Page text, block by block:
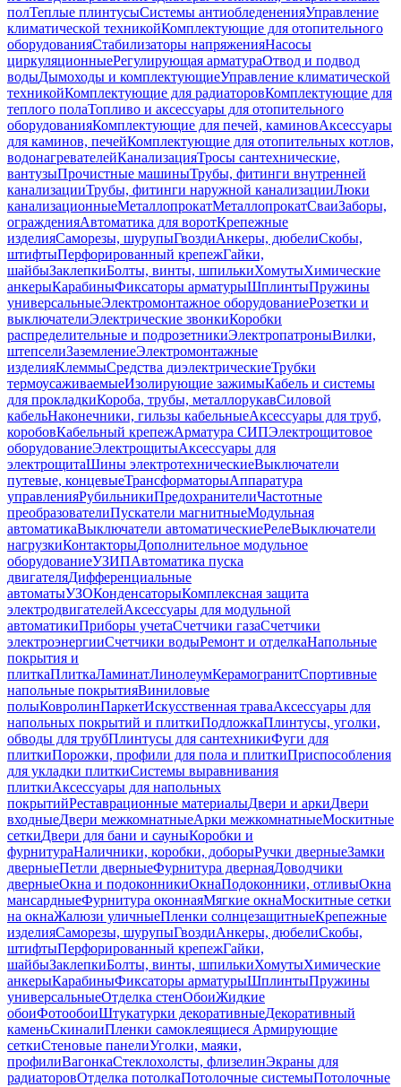
полТеплые плинтусыСистемы антиобледененияУправление
климатической техникойКомплектующие для отопительного
оборудованияСтабилизаторы напряженияНасосы
циркуляционныеРегулирующая арматураОтвод и подвод
водыДымоходы и комплектующиеУправление климатической
техникойКомплектующие для радиаторовКомплектующие для
теплого полаТопливо и аксессуары для отопительного
оборудованияКомплектующие для печей, каминовАксессуары
для каминов, печейКомплектующие для отопительных котлов,
водонагревателейКанализацияТросы сантехнические,
вантузыПрочистные машиныТрубы, фитинги внутренней
канализацииТрубы, фитинги наружной канализацииЛюки
канализационныеМеталлопрокатМеталлопрокатСваиЗаборы,
огражденияАвтоматика для воротКрепежные
изделияСаморезы, шурупыГвоздиАнкеры, дюбелиСкобы,
штифтыПерфорированный крепежГайки,
шайбыЗаклепкиБолты, винты, шпилькиХомутыХимические
анкерыКарабиныФиксаторы арматурыШплинтыПружины
универсальныеЭлектромонтажное оборудованиеРозетки и
выключателиЭлектрические звонкиКоробки
распределительные и подрозетникиЭлектропатроныВилки,
штепселиЗаземлениеЭлектромонтажные
изделияКлеммыСредства диэлектрическиеТрубки
термоусаживаемыеИзолирующие зажимыКабель и системы
для прокладкиКороба, трубы, металлорукавСиловой
кабельНаконечники, гильзы кабельныеАксессуары для труб,
коробовКабельный крепежАрматура СИПЭлектрощитовое
оборудованиеЭлектрощитыАксессуары для
электрощитаШины электротехническиеВыключатели
путевые, концевыеТрансформаторыАппаратура
управленияРубильникиПредохранителиЧастотные
преобразователиПускатели магнитныеМодульная
автоматикаВыключатели автоматическиеРелеВыключатели
нагрузкиКонтакторыДополнительное модульное
оборудованиеУЗИПАвтоматика пуска
двигателяДифференциальные
автоматыУЗОКонденсаторыКомплексная защита
электродвигателейАксессуары для модульной
автоматикиПриборы учетаСчетчики газаСчетчики
электроэнергииСчетчики водыРемонт и отделкаНапольные
покрытия и
плиткаПлиткаЛаминатЛинолеумКерамогранитСпортивные
напольные покрытияВиниловые
полыКовролинПаркетИскусственная траваАксессуары для
напольных покрытий и плиткиПодложкаПлинтусы, уголки,
обводы для трубПлинтусы для сантехникиФуги для
плиткиПорожки, профили для пола и плиткиПриспособления
для укладки плиткиСистемы выравнивания
плиткиАксессуары для напольных
покрытийРеставрационные материалыДвери и аркиДвери
входныеДвери межкомнатныеАрки межкомнатныеМоскитные
сеткиДвери для бани и сауныКоробки и
фурнитураНаличники, коробки, доборыРучки дверныеЗамки
дверныеПетли дверныеФурнитура двернаяДоводчики
дверныеОкна и подоконникиОкнаПодоконники, отливыОкна
мансардныеФурнитура оконнаяМягкие окнаМоскитные сетки
на окнаЖалюзи уличныеПленки солнцезащитныеКрепежные
изделияСаморезы, шурупыГвоздиАнкеры, дюбелиСкобы,
штифтыПерфорированный крепежГайки,
шайбыЗаклепкиБолты, винты, шпилькиХомутыХимические
анкерыКарабиныФиксаторы арматурыШплинтыПружины
универсальныеОтделка стенОбоиЖидкие
обоиФотообоиШтукатурки декоративныеДекоративный
каменьСкиналиПленки самоклеящиеся Армирующие
сеткиСтеновые панелиУголки, маяки,
профилиВагонкаСтеклохолсты, флизелинЭкраны для
радиаторовОтделка потолкаПотолочные системыПотолочные